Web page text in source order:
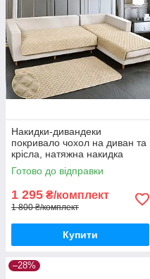
Накидки-дивандеки
покривало чохол на диван та
крісла, натяжна накидка
універсальна на 3 полотна.
Дивандек – комплект на
Готово до відправки
1 295 ₴/комплект
1 800 ₴/комплект
Купити
–28%